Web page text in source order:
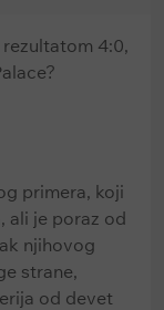
4:0,
primera, koji
ali je poraz od
njihovog
strane,
od devet